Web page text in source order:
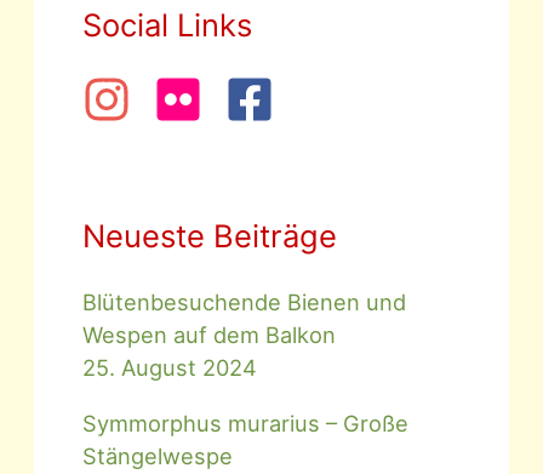
Social Links
Neueste Beiträge
Blütenbesuchende Bienen und
Wespen auf dem Balkon
25. August 2024
Symmorphus murarius – Große
Stängelwespe